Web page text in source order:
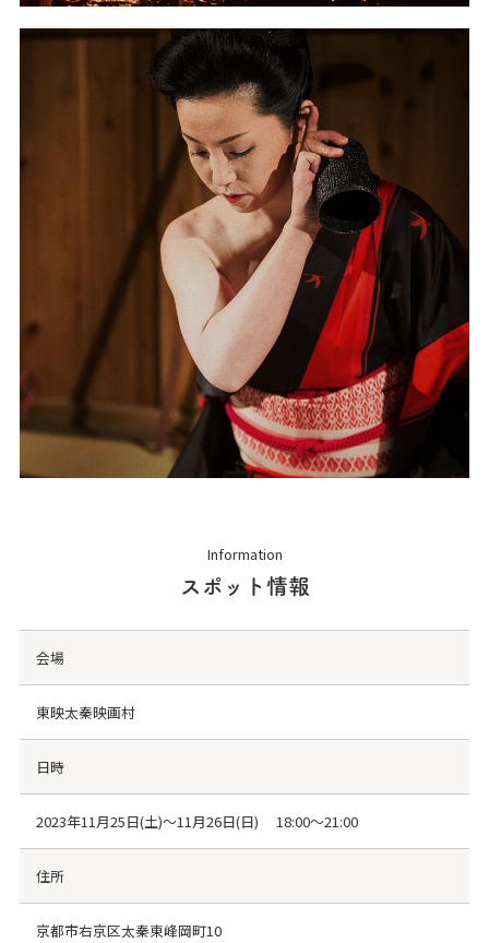
Information
スポット情報
会場
東映太秦映画村
日時
2023年11月25日(土)～11月26日(日) 18:00～21:00
住所
京都市右京区太秦東峰岡町10